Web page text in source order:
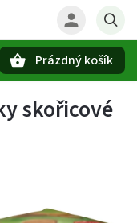
Prázdný košík
skořicové